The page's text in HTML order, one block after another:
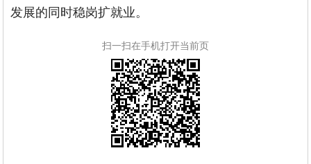
发展的同时稳岗扩就业。
扫一扫在手机打开当前页